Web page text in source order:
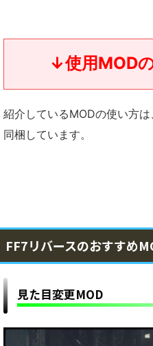
↓使用MOD
紹介しているMODの使い方
同梱しています。
FF7リバースのおすすめ
見た目変更MOD